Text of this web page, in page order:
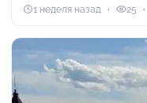
1 неделя назад 25